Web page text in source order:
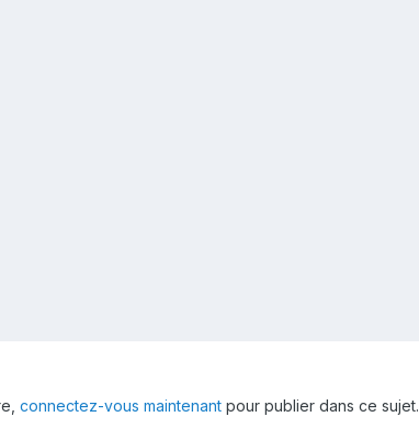
connectez-vous maintenant pour publier dans ce sujet.